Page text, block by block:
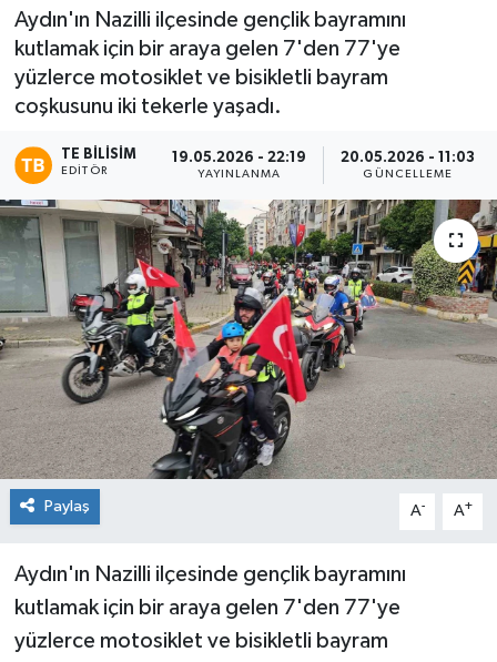
Aydın'ın Nazilli ilçesinde gençlik bayramını
kutlamak için bir araya gelen 7'den 77'ye
yüzlerce motosiklet ve bisikletli bayram
coşkusunu iki tekerle yaşadı.
TE BILISIM
EDITÖR
19.05.2026 - 22:19
YAYINLANMA
20.05.2026 - 11:03
GÜNCELLEME
Paylaş A- A+
Aydın'ın Nazilli ilçesinde gençlik bayramını
kutlamak için bir araya gelen 7'den 77'ye
yüzlerce motosiklet ve bisikletli bayram
Haber Arşivi